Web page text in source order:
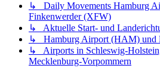
↳ Daily Movements Hamburg
Finkenwerder (XFW)
↳ Aktuelle Start- und
↳ Hamburg Airport (HAM) und
↳ Airports in Schleswig-
Mecklenburg-Vorpommern